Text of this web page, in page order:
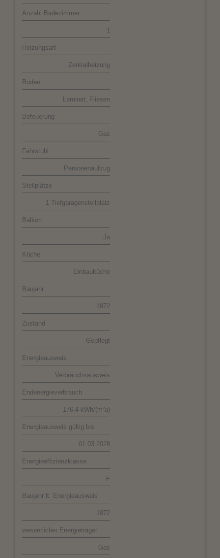
Anzahl Badezimmer
1
Heizungsart
Zentralheizung
Boden
Laminat, Fliesen
Befeuerung
Gas
Fahrstuhl
Personenaufzug
Stellplätze
1 Tiefgaragenstellplatz
Balkon
Ja
Küche
Einbauküche
Baujahr
1972
Zustand
Gepflegt
Energieausweis
Verbrauchsausweis
Endenergieverbrauch
176,4 kWh/(m²a)
Energieausweis gültig bis
01.03.2028
Energieeffizienzklasse
F
Baujahr lt. Energieausweis
1972
wesentlicher Energieträger
Gas